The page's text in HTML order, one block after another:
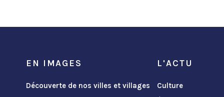
EN IMAGES
Découverte de nos villes et villages
L'ACTU
Culture